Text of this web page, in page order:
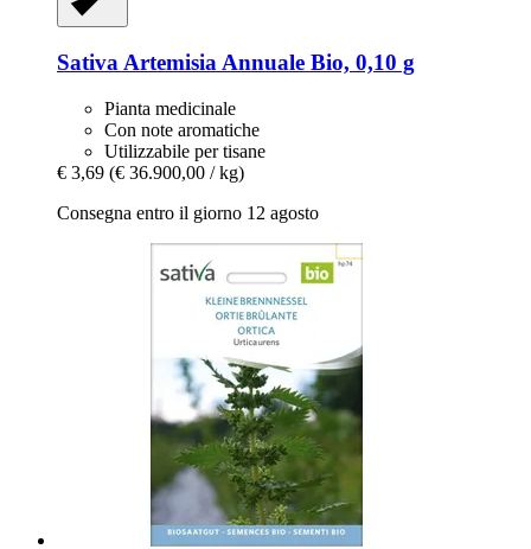
Sativa Artemisia Annuale Bio, 0,10 g
Pianta medicinale
Con note aromatiche
Utilizzabile per tisane
€ 3,69 (€ 36.900,00 / kg)
Consegna entro il giorno 12 agosto